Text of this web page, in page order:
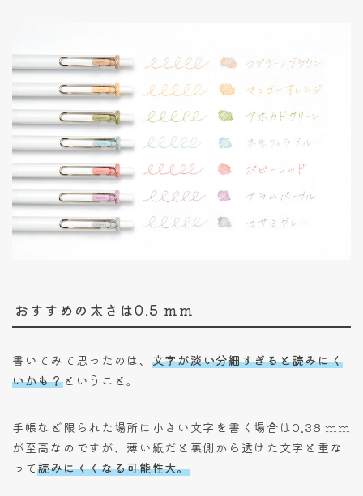
おすすめの太さは0.5 mm
書いてみて思ったのは、 文字が淡い分細すぎると読みにく
いかも？ということ。
手帳など限られた場所に小さい文字を書く場合は0.38 mm
が至高なのですが、薄い紙だと裏側から透けた文字と重な
って読みにくくなる可能性大。